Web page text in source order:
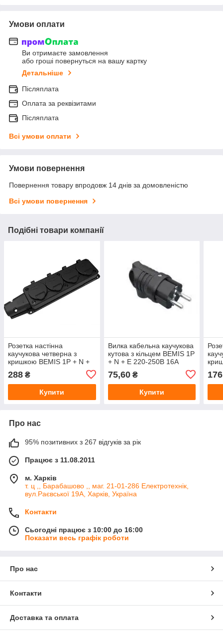
Умови оплати
Ви отримаєте замовлення
або гроші повернуться на вашу картку
Детальніше
Післяплата
Оплата за реквізитами
Післяплата
Всі умови оплати
Умови повернення
Повернення товару впродовж 14 днів за домовленістю
Всі умови повернення
Подібні товари компанії
Розетка настінна
каучукова четверна з
кришкою BEMIS 1P + N +
E 220-250В 16А IP54, ВК1-
1402-3614
288 ₴
Купити
Вилка кабельна каучукова
кутова з кільцем BEMIS 1P
+ N + E 220-250В 16А
75,60₴
Купити
Про нас
95% позитивних з 267 відгуків за рік
Працює з 11.08.2011
м. Харків
т. ц ,, Барабашово ,, маг. 21-01-286 Електротехнік,
вул.Раєвської 19А, Харків, Україна
Контакти
Сьогодні працює з 10:00 до 16:00
Показати весь графік роботи
Про нас
Контакти
Доставка та оплата